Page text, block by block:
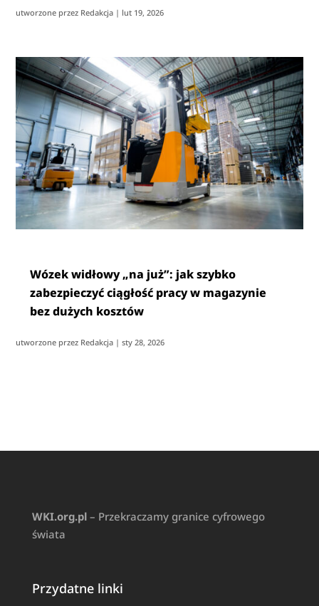
utworzone przez Redakcja | lut 19, 2026
Wózek widłowy „na już”: jak szybko
zabezpieczyć ciągłość pracy w magazynie
bez dużych kosztów
utworzone przez Redakcja |sty 28, 2026
WKI.org.pl– Przekraczamy granice cyfrowego
świata
Przydatne linki